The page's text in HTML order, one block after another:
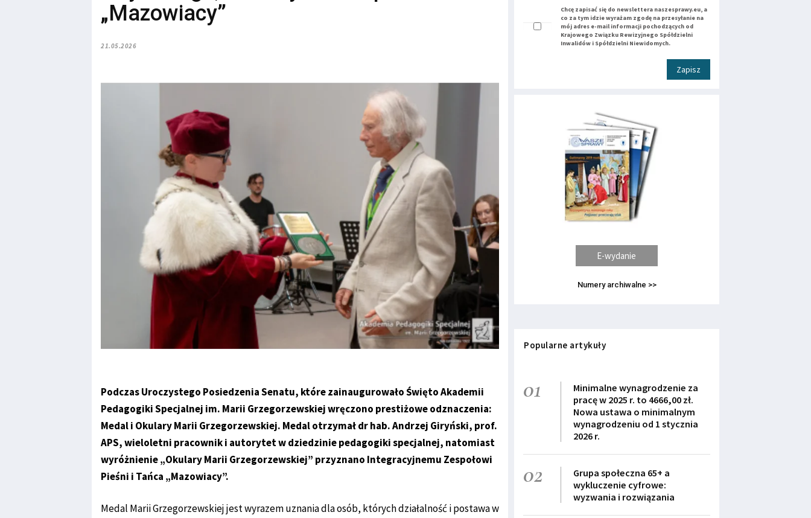
„Mazowiacy”
21.05.2026
Podczas Uroczystego Posiedzenia Senatu, które zainaugurowało Święto Akademii
Pedagogiki Specjalnej im. Marii Grzegorzewskiej wręczono prestiżowe odznaczenia:
Medal i Okulary Marii Grzegorzewskiej. Medal otrzymał dr hab. Andrzej Giryński, prof.
APS, wieloletni pracownik i autorytet w dziedzinie pedagogiki specjalnej, natomiast
wyróżnienie „Okulary Marii Grzegorzewskiej” przyznano Integracyjnemu Zespołowi
Pieśni i Tańca „Mazowiacy”.
Medal Marii Grzegorzewskiej jest wyrazem uznania dla osób, których działalność i postawa w
Chcę zapisać się do newslettera naszesprawy.eu, a
co za tym idzie wyrażam zgodę na przesyłanie na
mój adres e-mail informacji pochodzących od
Krajowego Związku Rewizyjnego Spółdzielni
Inwalidów i Spółdzielni Niewidomych.
Zapisz
E-wydanie
Numery archiwalne >>
Popularne artykuły
01
Minimalne wynagrodzenie za
pracę w 2025 r. to 4666,00 zł.
Nowa ustawa o minimalnym
wynagrodzeniu od 1 stycznia
2026 r.
02
Grupa społeczna 65+ a
wykluczenie cyfrowe:
wyzwania i rozwiązania